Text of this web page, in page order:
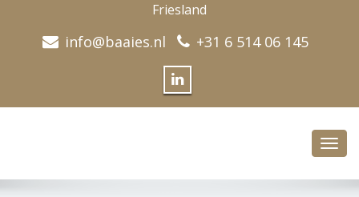
Friesland
info@baaies.nl +31 6 514 06 145